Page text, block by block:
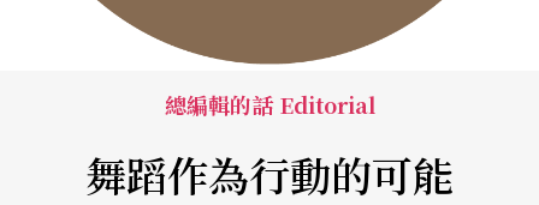
總編輯的話 Editorial
舞蹈作為行動的可能